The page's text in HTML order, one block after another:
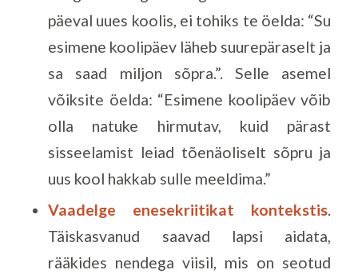
päeval uues koolis, ei tohiks te öelda: “Su
esimene koolipäev läheb suurepäraselt ja
sa saad miljon sõpra.”. Selle asemel
võiksite öelda: “Esimene koolipäev võib
olla natuke hirmutav, kuid pärast
sisseelamist leiad tõenäoliselt sõpru ja
uus kool hakkab sulle meeldima.”
Vaadelge enesekriitikat kontekstis.
Täiskasvanud saavad lapsi aidata,
rääkides nendega viisil, mis on seotud